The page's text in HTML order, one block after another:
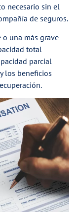
necesario sin el
de seguros.
una más grave
total
parcial
los beneficios